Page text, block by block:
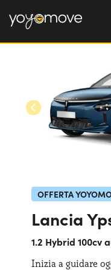
OFFERTE
Privati
Aziende e P.IVA
OFFERTE
AUTO USATE
CHI SIAMO
Lavora con noi
PERCHÉ
OFFERTA
Lancia
1.2 Hybrid 100cv
Inizia a guidare